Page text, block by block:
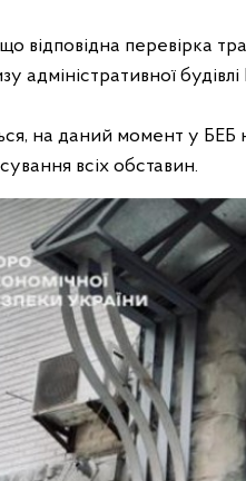
відповідна перевірка
адміністративної будівлі
на даний момент у БЕБ
всіх обставин.